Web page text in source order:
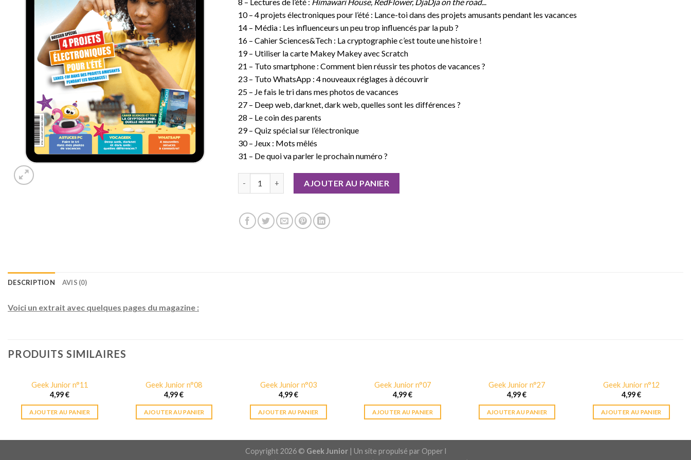
10 – 4 projets électroniques pour l’été : Lance-toi dans des projets amusants pendant les vacances
14 – Média : Les influenceurs un peu trop influencés par la pub ?
16 – Cahier Sciences&Tech : La cryptographie c’est toute une histoire !
19 – Utiliser la carte Makey Makey avec Scratch
21 – Tuto smartphone : Comment bien réussir tes photos de vacances ?
23 – Tuto WhatsApp : 4 nouveaux réglages à découvrir
25 – Je fais le tri dans mes photos de vacances
27 – Deep web, darknet, dark web, quelles sont les différences ?
28 – Le coin des parents
29 – Quiz spécial sur l’électronique
30 – Jeux : Mots mêlés
31 – De quoi va parler le prochain numéro ?
AJOUTER AU PANIER
DESCRIPTION AVIS (0)
Voici un extrait avec quelques pages du magazine :
PRODUITS SIMILAIRES
Geek Junior n°11
4,99€
AJOUTER AU PANIER
Geek Junior n°08
4,99€
AJOUTER AU PANIER
Geek Junior n°03
4,99€
AJOUTER AU PANIER
Geek Junior n°07
4,99€
AJOUTER AU PANIER
Geek Junior n°27
4,99€
AJOUTER AU PANIER
Geek Junior n°12
4,99€
AJOUTER AU PANIER
Copyright 2026 © Geek Junior| Un site propulsé par Opper l